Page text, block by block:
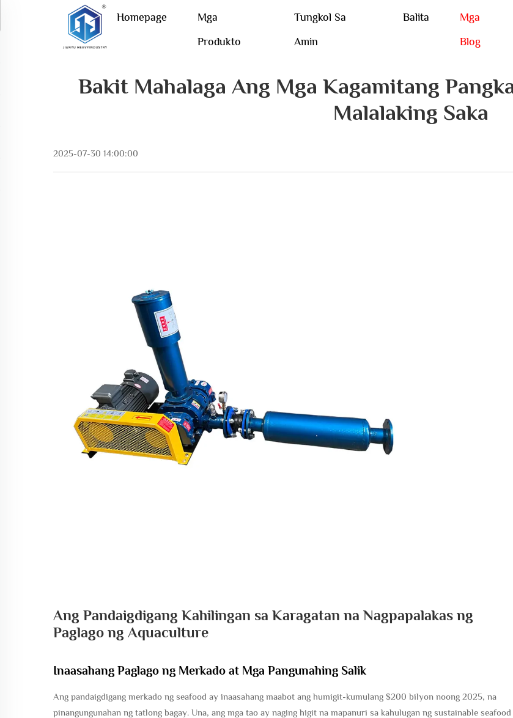
Homepage
Mga
Produkto
Tungkol Sa
Amin
Balita
Mga
Blog
Bakit Mahalaga Ang Mga Kagamitang
Malalaking Saka
2025-07-30 14:00:00
Ang Pandaigdigang Kahilingan sa Karagatan na Nagpapalakas ng
Paglago ng Aquaculture
Inaasahang Paglago ng Merkado at Mga Pangunahing Salik
Ang pandaigdigang merkado ng seafood ay inaasahang maabot ang humigit-kumulang $200 bilyon noong 2025, na
pinangungunahan ng tatlong bagay. Una, ang mga tao ay naging higit na mapanuri sa kahulugan ng sustainable seafood